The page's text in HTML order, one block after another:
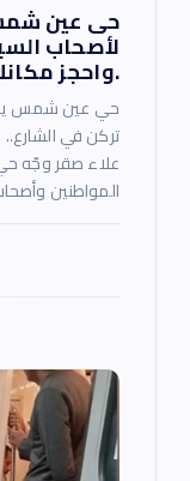
حى عين
لأصحاب
.واحجز
حي عين شمس
تركن في الشارع..
علاء صقر وجّه
المواطنين